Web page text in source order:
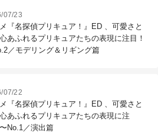
07/23
『名探偵プリキュア！』ED 、可愛さと
あふれるプリキュアたちの表現に注目！
／モデリング＆リギング篇
07/22
『名探偵プリキュア！』ED 、可愛さと
あふれるプリキュアたちの表現に注
No.1／演出篇